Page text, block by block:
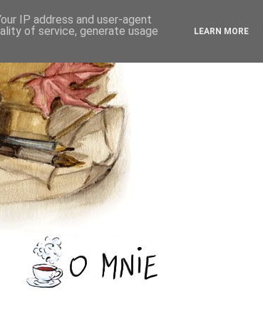
IP address and user-agent
of service, generate usage
LEARN MORE